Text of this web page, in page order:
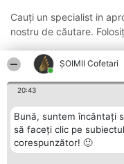
ȘOIMII Cofetari
20:43
Bună, suntem încântați
să faceți clic pe
corespunzător! 🙂
Cauți un specialist in
nostru de căutare.